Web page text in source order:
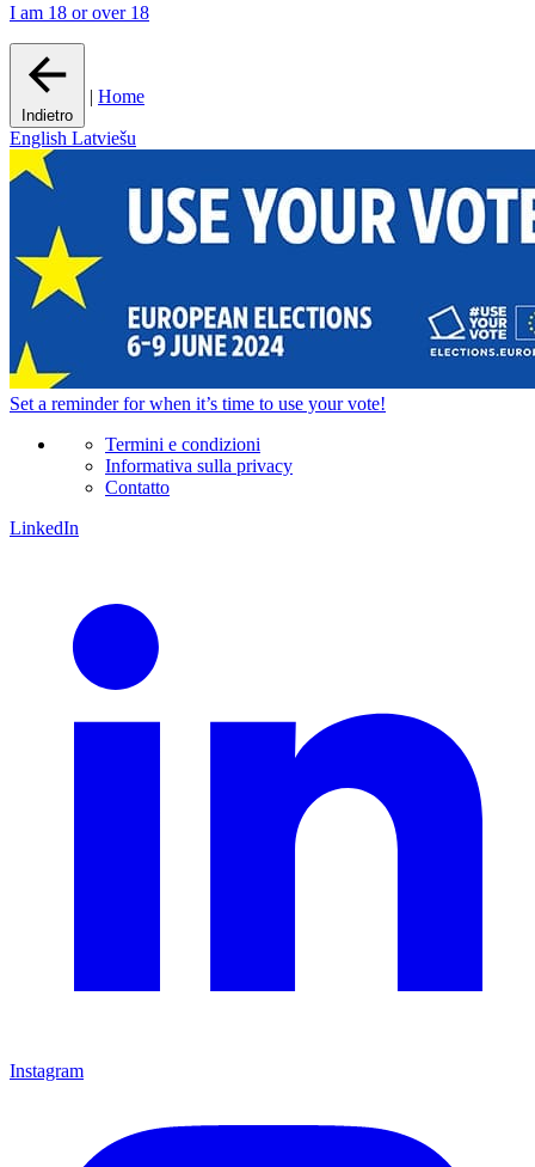
I am 18 or over 18
Indietro
| Home
English Latviešu
Set a reminderfor when it’s time to use your vote!
Termini e condizioni
Informativa sulla privacy
Contatto
LinkedIn
Instagram